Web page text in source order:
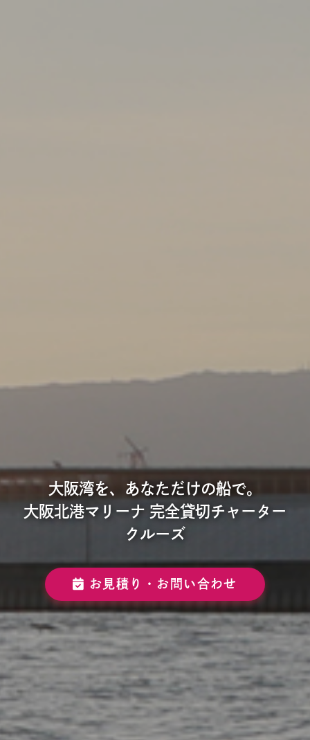
大阪湾を、あなただけの船で。
大阪北港マリーナ 完全貸切チャーター
クルーズ
お見積り・お問い合わせ